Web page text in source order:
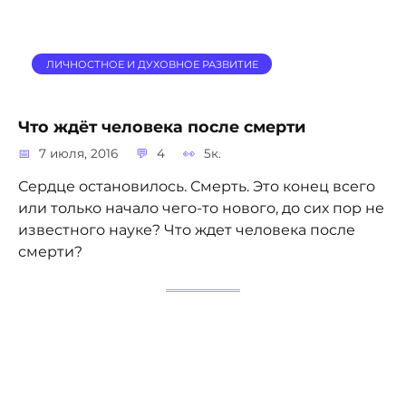
ЛИЧНОСТНОЕ И ДУХОВНОЕ РАЗВИТИЕ
Что ждёт человека после смерти
7 июля, 2016 4 5к.
Сердце остановилось. Смерть. Это конец всего
или только начало чего-то нового, до сих пор не
известного науке? Что ждет человека после
смерти?